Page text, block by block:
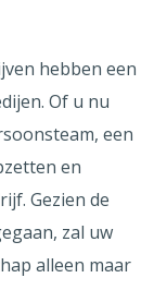
hebben een
Of u nu
een
en
Gezien de
zal uw
alleen maar